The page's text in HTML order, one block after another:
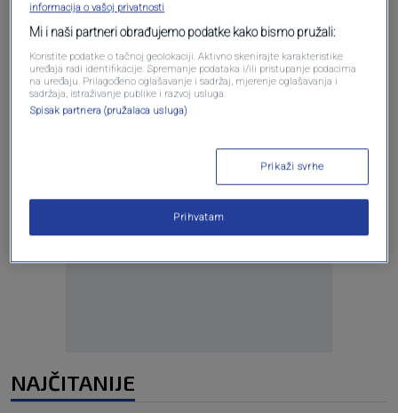
Oglas
NAJČITANIJE
informacija o vašoj privatnosti
Mi i naši partneri obrađujemo podatke kako bismo pružali:
Koristite podatke o tačnoj geolokaciji. Aktivno skenirajte karakteristike
uređaja radi identifikacije. Spremanje podataka i/ili pristupanje podacima
na uređaju. Prilagođeno oglašavanje i sadržaj, mjerenje oglašavanja i
sadržaja, istraživanje publike i razvoj usluga.
Spisak partnera (pružalaca usluga)
Prikaži svrhe
Prihvatam